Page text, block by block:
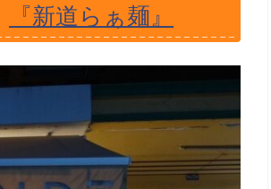
『新道らぁ麺』